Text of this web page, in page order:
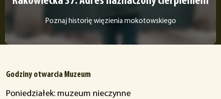
Poznaj historię więzienia mokotowskiego
Godziny otwarcia Muzeum
Poniedziałek: muzeum nieczynne